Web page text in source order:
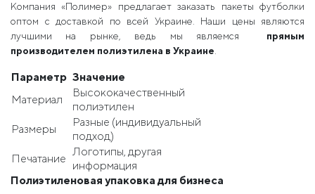
Компания «Полимер» предлагает заказать пакеты футболки
оптом с доставкой по всей Украине. Наши цены являются
лучшими на рынке, ведь мы являемся
прямым
производителем полиэтилена в Украине
Параметр Значение
Материал
Высококачественный
полиэтилен
Размеры
Разные (индивидуальный
подход)
Печатание
Логотипы, другая
информация
Полиэтиленовая упаковка для бизнеса